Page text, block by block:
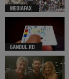
MEDIAFAX
GANDUL.RO